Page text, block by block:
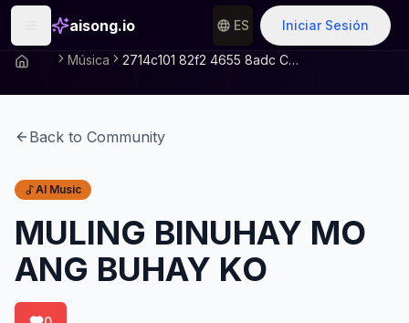
aisong.io ES Iniciar Sesión
Música 2714c101 82f2 4655 8adc C76ac425008f
Back to Community
AI Music
MULING BINUHAY MO
ANG BUHAY KO